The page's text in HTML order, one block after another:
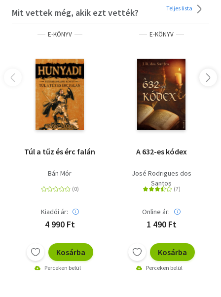
Mit vettek még, akik ezt vették? Teljes lista
E-KÖNYV
Túl a tűz és érc falán
Bán Mór
Kiadói ár:
4 990 Ft
Kosárba
Perceken belül
E-KÖNYV
A 632-es kódex
José Rodrigues dos
Santos
Online ár:
1 490 Ft
Kosárba
Perceken belül